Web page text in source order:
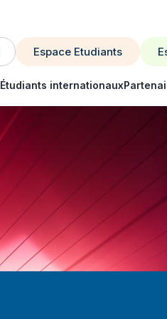
Espace Etudiants
Étudiants internationaux